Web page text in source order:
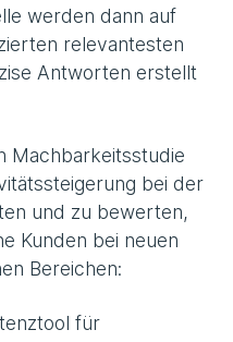
werden dann auf
relevantesten
Antworten erstellt
Machbarkeitsstudie
bei der
und zu bewerten,
Kunden bei neuen
Bereichen:
für